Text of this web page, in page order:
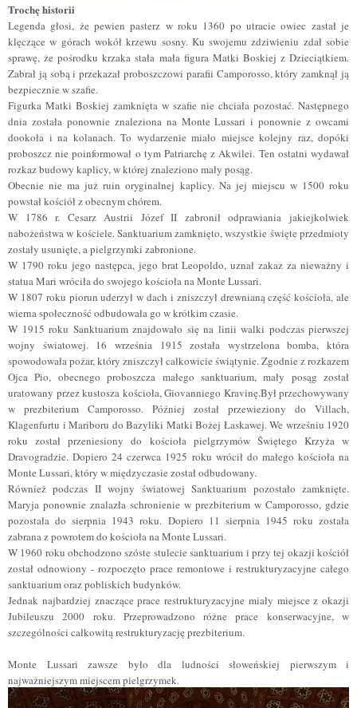
Trochę historii
Legenda głosi, że pewien pasterz w roku 1360 po utracie owiec zastał je
klęczące w górach wokół krzewu sosny. Ku swojemu zdziwieniu zdał sobie
sprawę, że pośrodku krzaka stała mała figura Matki Boskiej z Dzieciątkiem.
Zabrał ją sobą i przekazał proboszczowi parafii Camporosso, który zamknął ją
bezpiecznie w szafie.
Figurka Matki Boskiej zamknięta w szafie nie chciała pozostać. Następnego
dnia została ponownie znaleziona na Monte Lussari i ponownie z owcami
dookoła i na kolanach. To wydarzenie miało miejsce kolejny raz, dopóki
proboszcz nie poinformował o tym Patriarchę z Akwilei. Ten ostatni wydawał
rozkaz budowy kaplicy, w której znaleziono mały posąg.
Obecnie nie ma już ruin oryginalnej kaplicy. Na jej miejscu w 1500 roku
powstał kościół z obecnym chórem.
W 1786 r. Cesarz Austrii Józef II zabronił odprawiania jakiejkolwiek
nabożeństwa w kościele. Sanktuarium zamknięto, wszystkie święte przedmioty
zostały usunięte, a pielgrzymki zabronione.
W 1790 roku jego następca, jego brat Leopoldo, uznał zakaz za nieważny i
statua Mari wróciła do swojego kościoła na Monte Lussari.
W 1807 roku piorun uderzył w dach i zniszczył drewnianą część kościoła, ale
wierna społeczność odbudowała go w krótkim czasie.
W 1915 roku Sanktuarium znajdowało się na linii walki podczas pierwszej
wojny światowej. 16 września 1915 została wystrzelona bomba, która
spowodowała pożar, który zniszczył całkowicie świątynie. Zgodnie z rozkazem
Ojca Pio, obecnego proboszcza małego sanktuarium, mały posąg został
uratowany przez kustosza kościoła, Giovanniego Kravinę.Był przechowywany
w prezbiterium Camporosso. Później został przewieziony do Villach,
Klagenfurtu i Mariboru do Bazyliki Matki Bożej Łaskawej. We wrześniu 1920
roku został przeniesiony do kościoła pielgrzymów Świętego Krzyża w
Dravogradzie. Dopiero 24 czerwca 1925 roku wrócił do małego kościoła na
Monte Lussari, który w międzyczasie został odbudowany.
Również podczas II wojny światowej Sanktuarium pozostało zamknięte.
Maryja ponownie znalazła schronienie w prezbiterium w Camporosso, gdzie
pozostała do sierpnia 1943 roku. Dopiero 11 sierpnia 1945 roku została
zabrana z powrotem do kościoła na Monte Lussari.
W 1960 roku obchodzono szóste stulecie sanktuarium i przy tej okazji kościół
został odnowiony - rozpoczęto prace remontowe i restrukturyzacyjne całego
sanktuarium oraz pobliskich budynków.
Jednak najbardziej znaczące prace restrukturyzacyjne miały miejsce z okazji
Jubileuszu 2000 roku. Przeprowadzono różne prace konserwacyjne, w
szczególności całkowitą restrukturyzację prezbiterium.
Monte Lussari zawsze było dla ludności słoweńskiej pierwszym i
najważniejszym miejscem pielgrzymek.